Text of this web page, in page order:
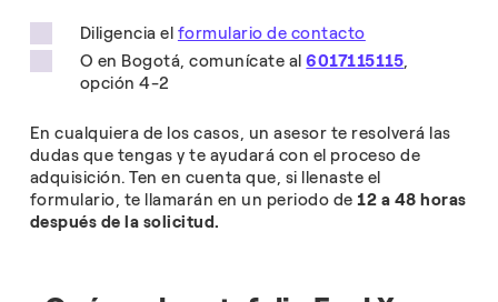
Diligencia el formulario de contacto
O en Bogotá, comunícate al6017115115,
opción 4-2
En cualquiera de los casos, un asesor te resolverá las
dudas que tengas y te ayudará con el proceso de
adquisición. Ten en cuenta que, si llenaste el
formulario, te llamarán en un periodo de12 a 48 horas
después de la solicitud.